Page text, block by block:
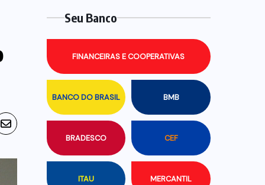
Seu Banco
BANCO DO BRASIL BMB
BRADESCO CEF
FINANCEIRAS E COOPERATIVAS
ITAU MERCANTIL